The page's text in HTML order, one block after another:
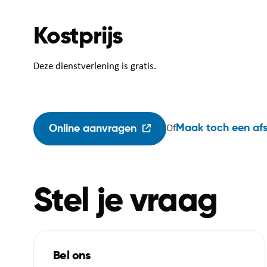
Kostprijs
Deze dienstverlening is gratis.
Online aanvragen OfMaak toch een
Stel je vraag
Bel ons